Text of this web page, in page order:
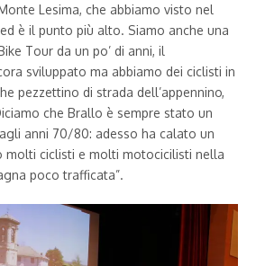
Lesima, che abbiamo visto nel
è il punto più alto. Siamo anche una
Tour da un po’ di anni, il
sviluppato ma abbiamo dei ciclisti in
pezzettino di strada dell’appennino,
che Brallo è sempre stato un
anni 70/80: adesso ha calato un
molti ciclisti e molti motocicilisti nella
poco trafficata”.